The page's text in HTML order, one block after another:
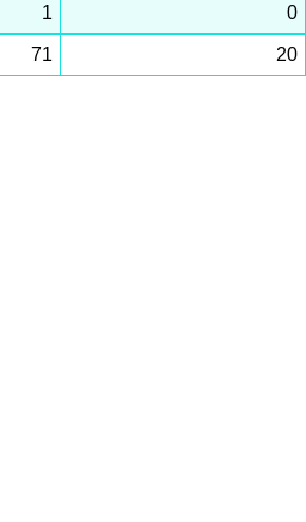
1 0
71 20